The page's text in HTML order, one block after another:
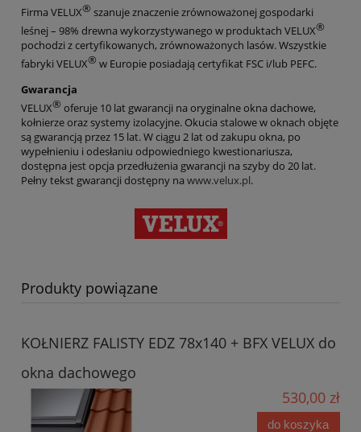
Firma VELUX® szanuje znaczenie zrównoważonej gospodarki
leśnej – 98% drewna wykorzystywanego w produktach VELUX®
pochodzi z certyfikowanych, zrównoważonych lasów. Wszystkie
fabryki VELUX® w Europie posiadają certyfikat FSC i/lub PEFC.
Gwarancja
VELUX® oferuje 10 lat gwarancji na oryginalne okna dachowe,
kołnierze oraz systemy izolacyjne. Okucia stalowe w oknach objęte
są gwarancją przez 15 lat. W ciągu 2 lat od zakupu okna, po
wypełnieniu i odesłaniu odpowiedniego kwestionariusza,
dostępna jest opcja przedłużenia gwarancji na szyby do 20 lat.
Pełny tekst gwarancji dostępny na www.velux.pl.
Produkty powiązane
KOŁNIERZ FALISTY EDZ 78x140 + BFX VELUX do
okna dachowego
530,00 zł
do koszyka